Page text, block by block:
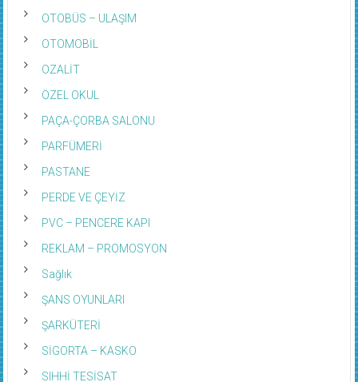
OTOBÜS – ULAŞIM
OTOMOBİL
OZALİT
ÖZEL OKUL
PAÇA-ÇORBA SALONU
PARFÜMERİ
PASTANE
PERDE VE ÇEYİZ
PVC – PENCERE KAPI
REKLAM – PROMOSYON
Sağlık
ŞANS OYUNLARI
ŞARKÜTERİ
SİGORTA – KASKO
SIHHİ TESİSAT